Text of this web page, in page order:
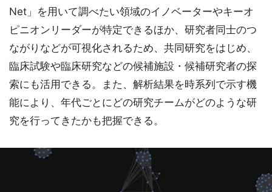
Net」を用いて調べたい領域のイノベーターやキーオ
ピニオンリーダーが特定できるほか、研究者同士のつ
ながりなどが可視化されるため、共同研究をはじめ、
臨床試験や臨床研究などの候補施設・候補研究者の探
索にも活用できる。また、解析結果を時系列で示す機
能により、年代ごとにどの研究チームがどのような研
究を行ってきたかも把握できる。